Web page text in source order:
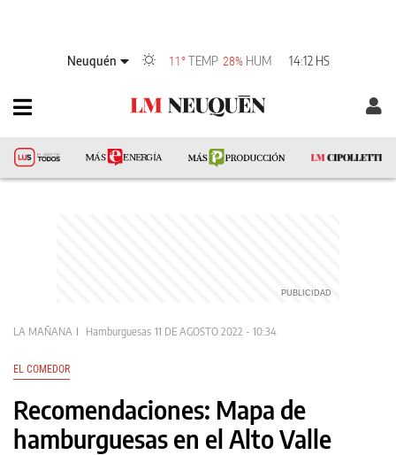
Neuquén 11° TEMP 28% HUM 14:12 HS
LA MAÑANA Hamburguesas 11 DE AGOSTO 2022 - 10:34
EL COMEDOR
Recomendaciones: Mapa de
hamburguesas en el Alto Valle